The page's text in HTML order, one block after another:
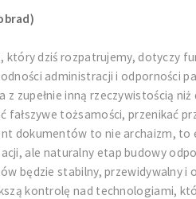
który dziś rozpatrujemy,
administracji i odporności
zupełnie inną rzeczywistością
fałszywe tożsamości,
dokumentów to nie archaizm,
ale naturalny etap budowy
będzie stabilny, przewidywalny
kontrolę nad technologiami,